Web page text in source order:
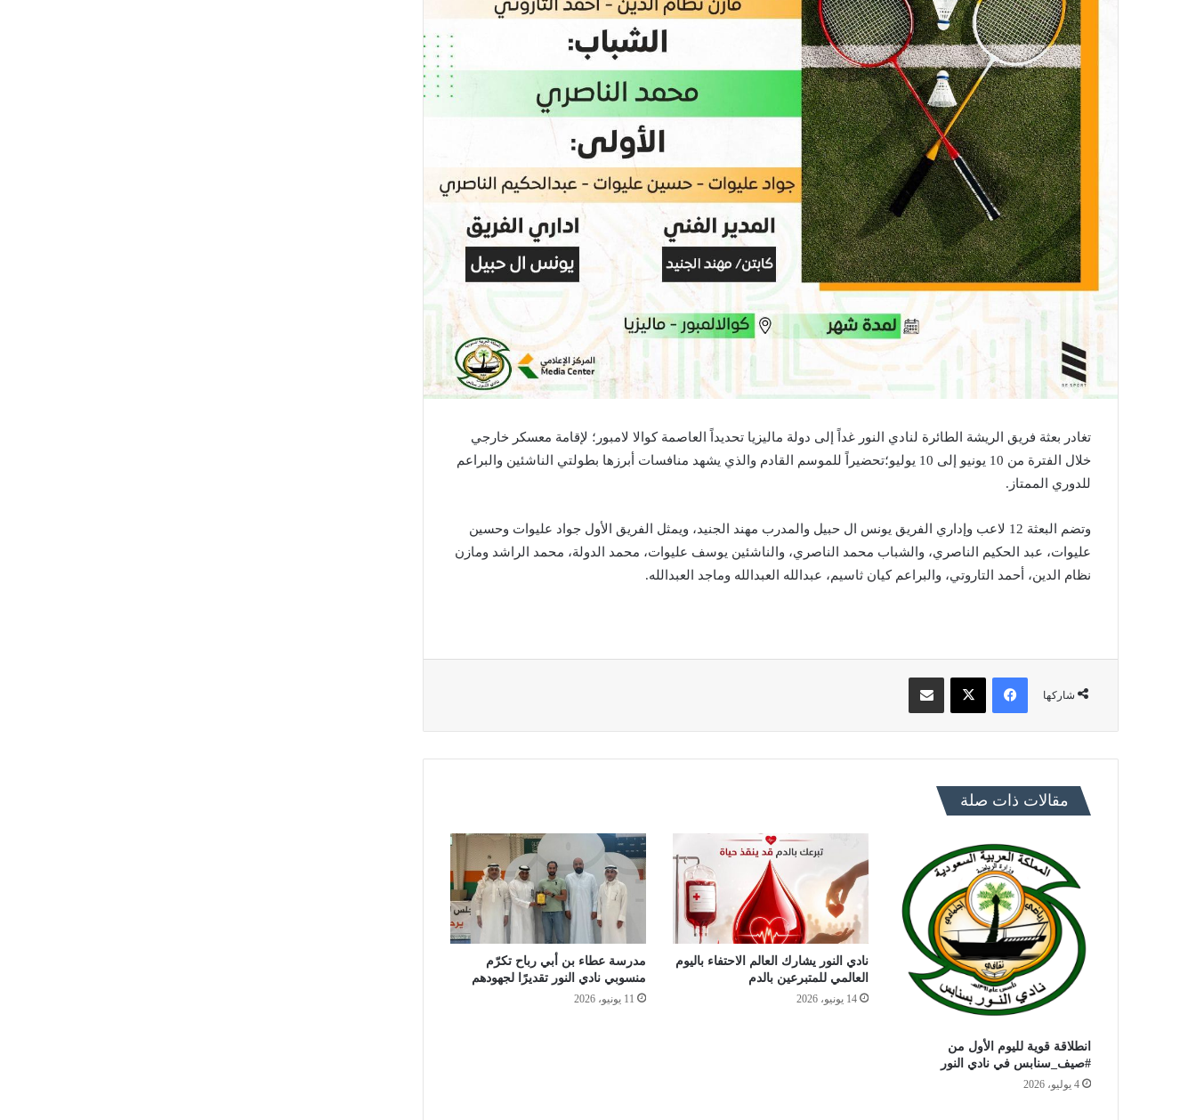
تغادر بعثة فريق الريشة الطائرة لنادي النور غداً إلى دولة ماليزيا تحديداً العاصمة كوالا لامبور؛ لإقامة معسكر خارجي
خلال الفترة من 10 يونيو إلى 10 يوليو؛تحضيراً للموسم القادم والذي يشهد منافسات أبرزها بطولتي الناشئين والبراعم
للدوري الممتاز.
وتضم البعثة 12 لاعب وإداري الفريق يونس ال حبيل والمدرب مهند الجنيد، ويمثل الفريق الأول جواد عليوات وحسين
عليوات، عبد الحكيم الناصري، والشباب محمد الناصري، والناشئين يوسف عليوات، محمد الدولة، محمد الراشد ومازن
نظام الدين، أحمد التاروتي، والبراعم كيان ثاسيم، عبدالله العبدالله وماجد العبدالله.
شاركها
فيسبوك X
مقالات ذات صلة
انطلاقة قوية لليوم الأول من
#صيف_سنابس في نادي النور
4 يوليو، 2026
نادي النور يشارك العالم الاحتفاء باليوم
العالمي للمتبرعين بالدم
14 يونيو، 2026
مدرسة عطاء بن أبي رباح تكرّم
منسوبي نادي النور تقديرًا لجهودهم
11 يونيو، 2026